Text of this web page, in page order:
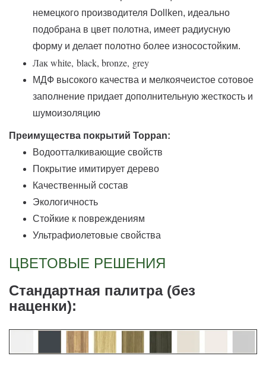
немецкого производителя Dollken, идеально
подобрана в цвет полотна, имеет радиусную
форму и делает полотно более износостойким.
Лак white, black, bronze, grey
МДФ высокого качества и мелкоячеистое сотовое
заполнение придает дополнительную жесткость и
шумоизоляцию
Преимущества покрытий Toppan:
Водоотталкивающие свойств
Покрытие имитирует дерево
Качественный состав
Экологичность
Стойкие к повреждениям
Ультрафиолетовые свойства
ЦВЕТОВЫЕ РЕШЕНИЯ
Стандартная палитра (без
наценки):